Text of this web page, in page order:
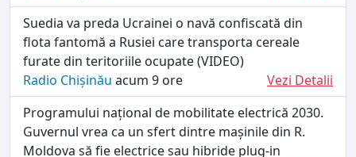
Suedia va preda Ucrainei o navă confiscată din
flota fantomă a Rusiei care transporta cereale
furate din teritoriile ocupate (VIDEO)
Radio Chișinău acum 9 ore
Vezi Detalii
Programului național de mobilitate electrică 2030.
Guvernul vrea ca un sfert dintre mașinile din R.
Moldova să fie electrice sau hibride plug-in